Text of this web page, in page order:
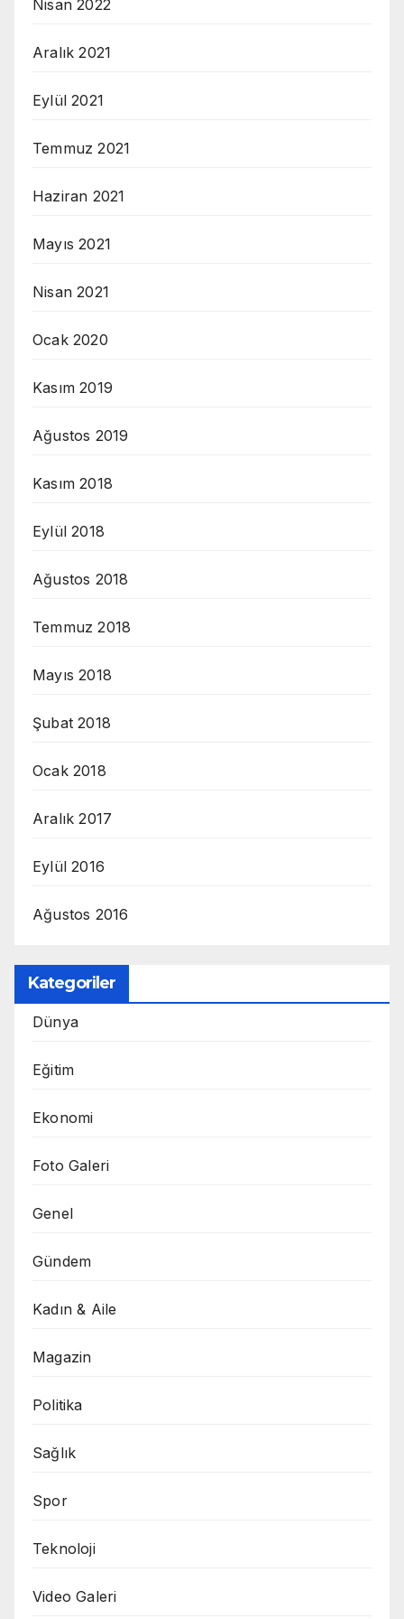
Nisan 2022
Aralık 2021
Eylül 2021
Temmuz 2021
Haziran 2021
Mayıs 2021
Nisan 2021
Ocak 2020
Kasım 2019
Ağustos 2019
Kasım 2018
Eylül 2018
Ağustos 2018
Temmuz 2018
Mayıs 2018
Şubat 2018
Ocak 2018
Aralık 2017
Eylül 2016
Ağustos 2016
Kategoriler
Dünya
Eğitim
Ekonomi
Foto Galeri
Genel
Gündem
Kadın & Aile
Magazin
Politika
Sağlık
Spor
Teknoloji
Video Galeri